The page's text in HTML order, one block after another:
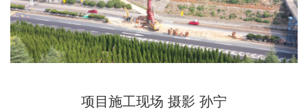
项目施工现场 摄影 孙宁